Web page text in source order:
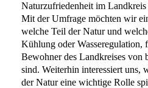
Naturzufriedenheit im
Mit der Umfrage möchten wir
welche Teil der Natur und
Kühlung oder Wasseregulation,
Bewohner des Landkreises von
sind. Weiterhin interessiert uns,
der Natur eine wichtige Rolle